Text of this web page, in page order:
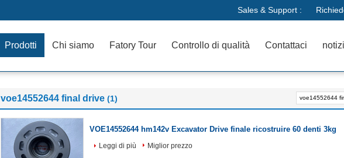
Sales & Support :
Prodotti Chi siamo Fatory Tour Controllo di qualità Contattaci
voe14552644 final drive (1)
VOE14552644 hm142v Excavator Drive finale ricostruire 60 denti 3kg
Leggi di più Miglior prezzo